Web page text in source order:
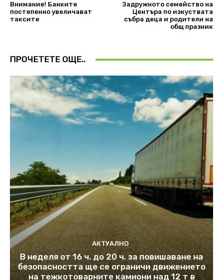
Внимание! Банките
постепенно увеличават
таксите
Задружното семейство на
Центъра по изкуствата
събра деца и родители на
общ празник
ПРОЧЕТЕТЕ ОЩЕ..
АКТУАЛНО
В неделя от 16 ч. до 20 ч. за повишаване на
безопасността ще се ограничи движението
на тежкотоварните камиони над 12 т в